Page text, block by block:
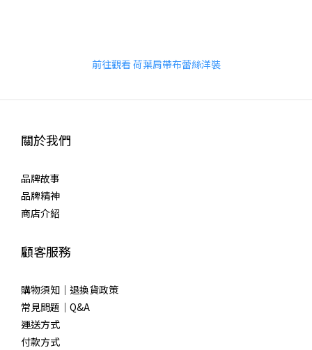
前往觀看 荷葉肩帶布蕾絲洋裝
關於我們
品牌故事
品牌精神
商店介紹
顧客服務
購物須知｜退換貨政策
常見問題｜Q&A
運送方式
付款方式